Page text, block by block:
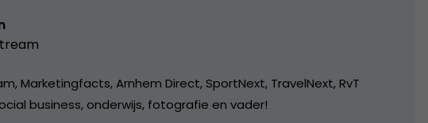
Marketingfacts, Arnhem Direct, SportNext, TravelNext, RvT
business, onderwijs, fotografie en vader!